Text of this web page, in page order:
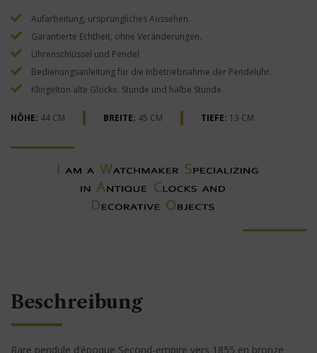
Aufarbeitung, ursprüngliches Aussehen.
Garantierte Echtheit, ohne Veränderungen.
Uhrenschlüssel und Pendel
Bedienungsanleitung für die Inbetriebnahme der Pendeluhr.
Klingelton alte Glocke. Stunde und halbe Stunde.
HÖHE: 44 CM BREITE: 45 CM TIEFE: 13 CM
Beschreibung
Rare pendule d’époque Second-empire vers 1855 en bronze